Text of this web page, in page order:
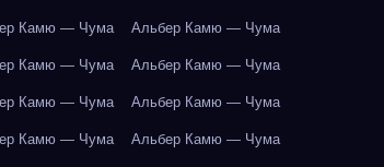
Камю — Чума Альбер Камю — Чума
Камю — Чума Альбер Камю — Чума
Камю — Чума Альбер Камю — Чума
Камю — Чума Альбер Камю — Чума